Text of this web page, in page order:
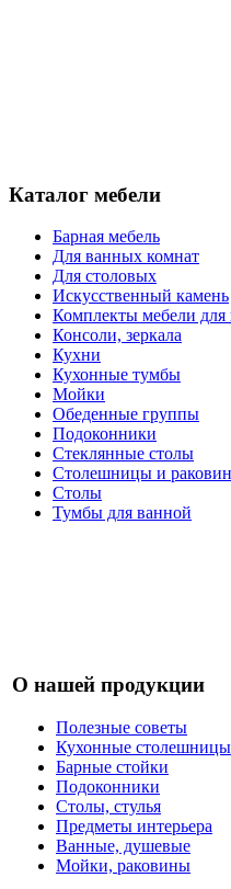
Каталог мебели
Барная мебель
Для ванных комнат
Для столовых
Искусственный камень
Комплекты мебели для
Консоли, зеркала
Кухни
Кухонные тумбы
Мойки
Обеденные группы
Подоконники
Стеклянные столы
Столешницы и
Столы
Тумбы для ванной
О нашей продукции
Полезные советы
Кухонные столешницы
Барные стойки
Подоконники
Столы, стулья
Предметы интерьера
Ванные, душевые
Мойки, раковины